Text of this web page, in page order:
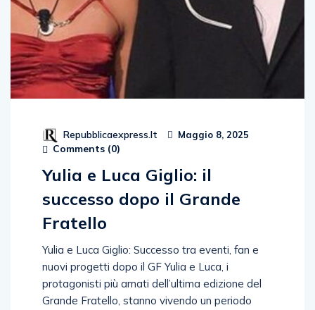
Repubblicaexpress.it Maggio 8, 2025
Comments (0)
Yulia e Luca Giglio: il
successo dopo il Grande
Fratello
Yulia e Luca Giglio: Successo tra eventi, fan e
nuovi progetti dopo il GF Yulia e Luca, i
protagonisti più amati dell’ultima edizione del
Grande Fratello, stanno vivendo un periodo